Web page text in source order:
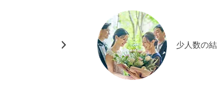
少人数の